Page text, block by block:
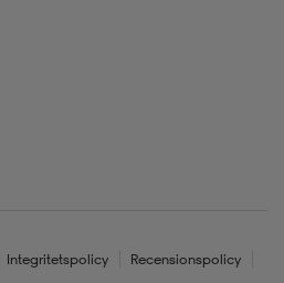
Integritetspolicy
Recensionspolicy